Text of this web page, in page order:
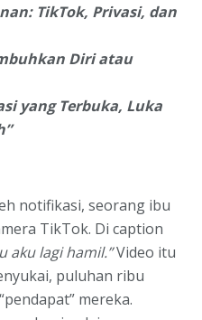
TikTok, Privasi, dan
Diri atau
yang Terbuka, Luka
notifikasi, seorang ibu
TikTok. Di caption
aku lagi hamil.”Video itu
puluhan ribu
mereka.